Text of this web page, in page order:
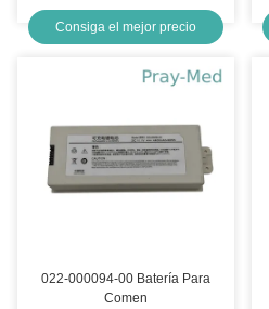
con cables de plomo de ECG
AHA / IEC, Snap & Clip
Consiga el mejor precio
022-000094-00 Batería Para
Comen